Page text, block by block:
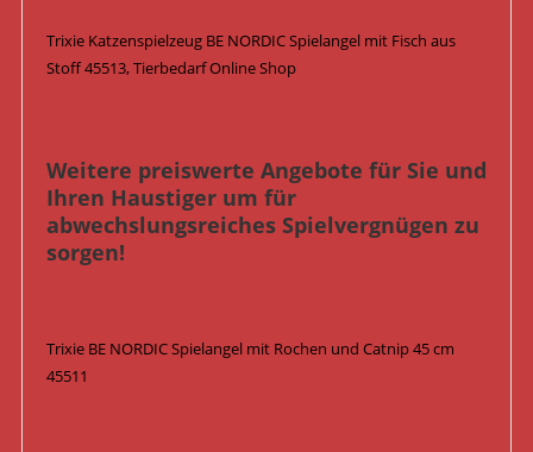
Trixie Katzenspielzeug BE NORDIC Spielangel mit Fisch aus
Stoff 45513, Tierbedarf Online Shop
Weitere preiswerte Angebote für Sie und
Ihren Haustiger um für
abwechslungsreiches Spielvergnügen zu
sorgen!
Trixie BE NORDIC Spielangel mit Rochen und Catnip 45 cm
45511